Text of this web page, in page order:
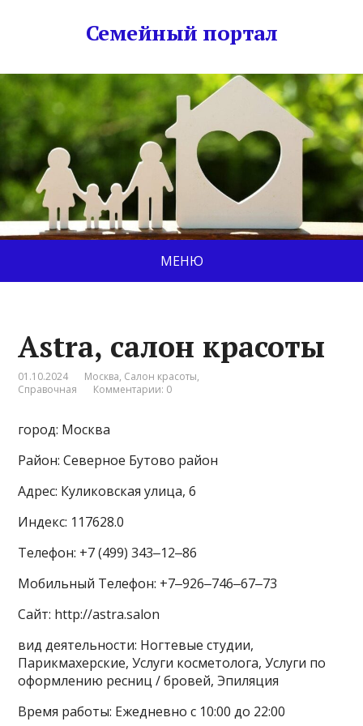
Семейный портал
МЕНЮ
Astra, салон красоты
01.10.2024 Москва, Салон красоты,
Справочная
Комментарии: 0
город: Москва
Район: Северное Бутово район
Адрес: Куликовская улица, 6
Индекс: 117628.0
Телефон: +7 (499) 343‒12‒86
Мобильный Телефон: +7‒926‒746‒67‒73
Сайт: http://astra.salon
вид деятельности: Ногтевые студии,
Парикмахерские, Услуги косметолога, Услуги по
оформлению ресниц / бровей, Эпиляция
Время работы: Ежедневно с 10:00 до 22:00